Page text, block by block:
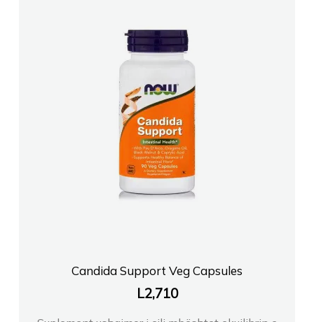
FARMACI KONI A PEDIATRIA
FARMACI EMA SARANDE
Farmaci FARMAGEN DANI
Candida Support Veg Capsules
L2,710